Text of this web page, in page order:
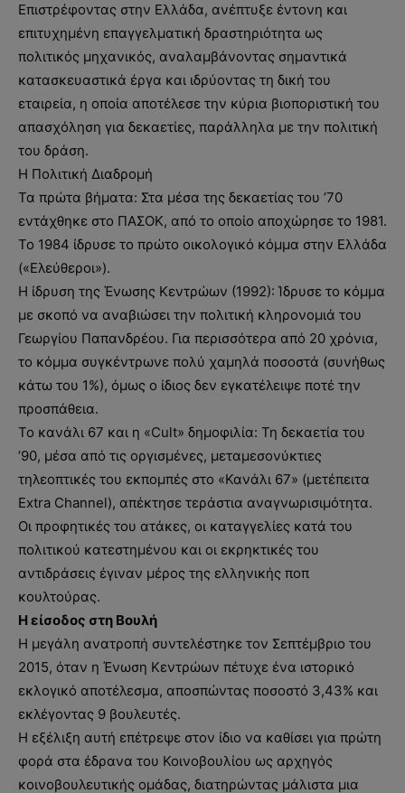
Επιστρέφοντας στην Ελλάδα, ανέπτυξε έντονη και
επιτυχημένη επαγγελματική δραστηριότητα ως
πολιτικός μηχανικός, αναλαμβάνοντας σημαντικά
κατασκευαστικά έργα και ιδρύοντας τη δική του
εταιρεία, η οποία αποτέλεσε την κύρια βιοποριστική του
απασχόληση για δεκαετίες, παράλληλα με την πολιτική
του δράση.
Η Πολιτική Διαδρομή
Τα πρώτα βήματα: Στα μέσα της δεκαετίας του ’70
εντάχθηκε στο ΠΑΣΟΚ, από το οποίο αποχώρησε το 1981.
Το 1984 ίδρυσε το πρώτο οικολογικό κόμμα στην Ελλάδα
(«Ελεύθεροι»).
Η ίδρυση της Ένωσης Κεντρώων (1992): Ίδρυσε το κόμμα
με σκοπό να αναβιώσει την πολιτική κληρονομιά του
Γεωργίου Παπανδρέου. Για περισσότερα από 20 χρόνια,
το κόμμα συγκέντρωνε πολύ χαμηλά ποσοστά (συνήθως
κάτω του 1%), όμως ο ίδιος δεν εγκατέλειψε ποτέ την
προσπάθεια.
Το κανάλι 67 και η «Cult» δημοφιλία: Τη δεκαετία του
’90, μέσα από τις οργισμένες, μεταμεσονύκτιες
τηλεοπτικές του εκπομπές στο «Κανάλι 67» (μετέπειτα
Extra Channel), απέκτησε τεράστια αναγνωρισιμότητα.
Οι προφητικές του ατάκες, οι καταγγελίες κατά του
πολιτικού κατεστημένου και οι εκρηκτικές του
αντιδράσεις έγιναν μέρος της ελληνικής ποπ
κουλτούρας.
Η είσοδος στη Βουλή
Η μεγάλη ανατροπή συντελέστηκε τον Σεπτέμβριο του
2015, όταν η Ένωση Κεντρώων πέτυχε ένα ιστορικό
εκλογικό αποτέλεσμα, αποσπώντας ποσοστό 3,43% και
εκλέγοντας 9 βουλευτές.
Η εξέλιξη αυτή επέτρεψε στον ίδιο να καθίσει για πρώτη
φορά στα έδρανα του Κοινοβουλίου ως αρχηγός
κοινοβουλευτικής ομάδας, διατηρώντας μάλιστα μια